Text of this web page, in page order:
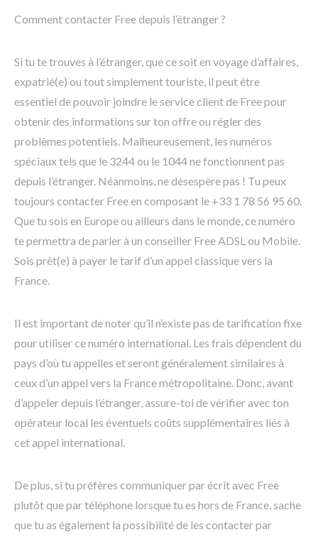
Comment contacter Free depuis l’étranger ?
Si tu te trouves à l’étranger, que ce soit en voyage d’affaires,
expatrié(e) ou tout simplement touriste, il peut être
essentiel de pouvoir joindre le service client de Free pour
obtenir des informations sur ton offre ou régler des
problèmes potentiels. Malheureusement, les numéros
spéciaux tels que le 3244 ou le 1044 ne fonctionnent pas
depuis l’étranger. Néanmoins, ne désespère pas ! Tu peux
toujours contacter Free en composant le +33 1 78 56 95 60.
Que tu sois en Europe ou ailleurs dans le monde, ce numéro
te permettra de parler à un conseiller Free ADSL ou Mobile.
Sois prêt(e) à payer le tarif d’un appel classique vers la
France.
Il est important de noter qu’il n’existe pas de tarification fixe
pour utiliser ce numéro international. Les frais dépendent du
pays d’où tu appelles et seront généralement similaires à
ceux d’un appel vers la France métropolitaine. Donc, avant
d’appeler depuis l’étranger, assure-toi de vérifier avec ton
opérateur local les éventuels coûts supplémentaires liés à
cet appel international.
De plus, si tu préfères communiquer par écrit avec Free
plutôt que par téléphone lorsque tu es hors de France, sache
que tu as également la possibilité de les contacter par